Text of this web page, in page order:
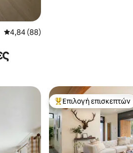
Μέση βαθμολογία: 4,84 στα 5, 88
4,84 (88)
Κορυφαία επιλογή
Επιλογή επισκεπτών